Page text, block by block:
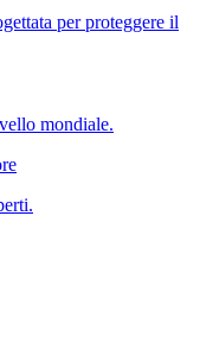
per proteggere il
mondiale.